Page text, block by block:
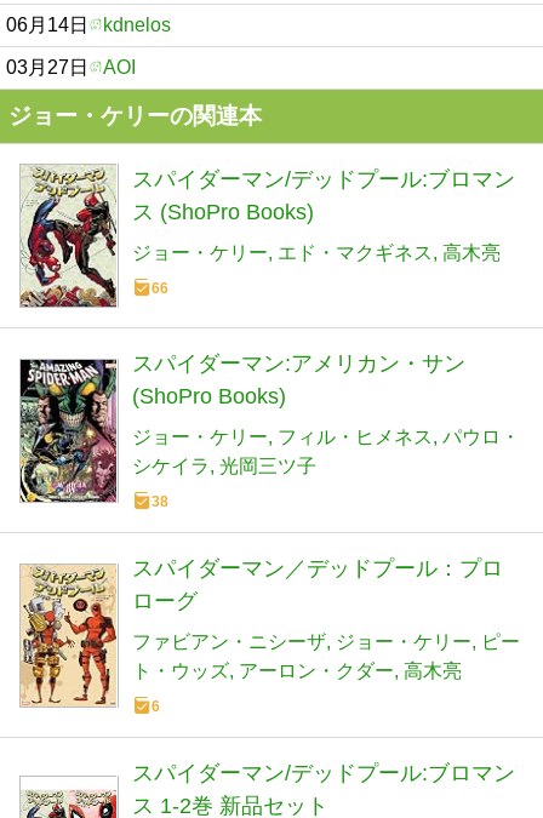
06月14日 kdnelos
03月27日 AOI
ジョー・ケリーの関連本
スパイダーマン/デッドプール:ブロマン
ス (ShoPro Books)
ジョー・ケリー エド・マクギネス 高木亮
66
スパイダーマン:アメリカン・サン
(ShoPro Books)
ジョー・ケリー フィル・ヒメネス パウロ・
シケイラ 光岡三ツ子
38
スパイダーマン／デッドプール：プロ
ローグ
ファビアン・ニシーザ ジョー・ケリー
ピー
ト・ウッズ アーロン・クダー 高木亮
6
スパイダーマン/デッドプール:ブロマン
ス 1-2巻 新品セット